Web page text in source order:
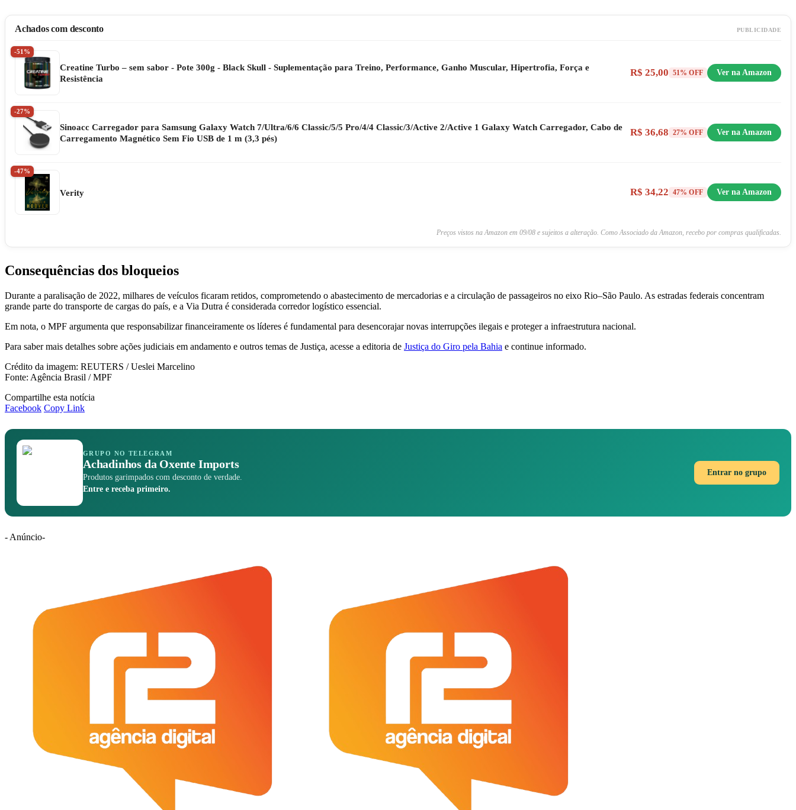
Achados com desconto PUBLICIDADE
-51%
Creatine Turbo – sem sabor - Pote 300g - Black Skull - Suplementação para Treino, Performance, Ganho Muscular, Hipertrofia, Força e
Resistência
R$ 25,00 51% OFF Ver na Amazon
-27%
Sinoacc Carregador para Samsung Galaxy Watch 7/Ultra/6/6 Classic/5/5 Pro/4/4 Classic/3/Active 2/Active 1 Galaxy Watch Carregador, Cabo de
Carregamento Magnético Sem Fio USB de 1 m (3,3 pés)
R$ 36,68 27% OFF Ver na Amazon
-47%
Verity R$ 34,22 47% OFF Ver na Amazon
Preços vistos na Amazon em 09/08 e sujeitos a alteração. Como Associado da Amazon, recebo por compras qualificadas.
Consequências dos bloqueios
Durante a paralisação de 2022, milhares de veículos ficaram retidos, comprometendo o abastecimento de mercadorias e a circulação de passageiros no eixo Rio–São Paulo. As estradas federais concentram
grande parte do transporte de cargas do país, e a Via Dutra é considerada corredor logístico essencial.
Em nota, o MPF argumenta que responsabilizar financeiramente os líderes é fundamental para desencorajar novas interrupções ilegais e proteger a infraestrutura nacional.
Para saber mais detalhes sobre ações judiciais em andamento e outros temas de Justiça, acesse a editoria de Justiça do Giro pela Bahia e continue informado.
Crédito da imagem: REUTERS / Ueslei Marcelino
Fonte: Agência Brasil / MPF
Compartilhe esta notícia
Facebook Copy Link
GRUPO NO TELEGRAM
Achadinhos da Oxente Imports
Produtos garimpados com desconto de verdade.
Entre e receba primeiro.
Entrar no grupo
- Anúncio-